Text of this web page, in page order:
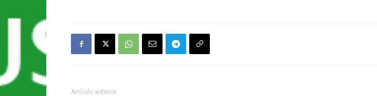
Artículo anterior